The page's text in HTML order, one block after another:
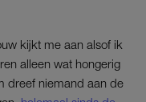
kijkt me aan alsof ik
alleen wat hongerig
dreef niemand aan de